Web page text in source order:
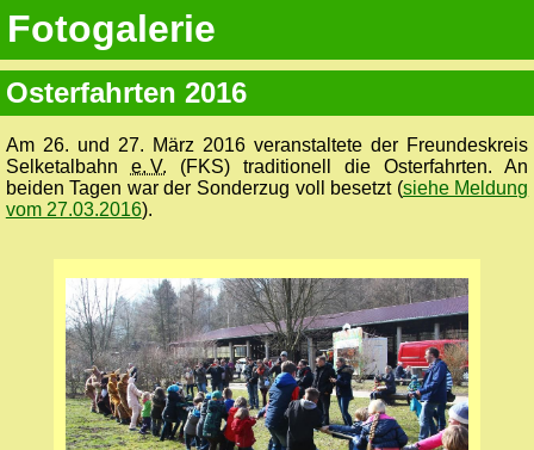
Fotogalerie
Osterfahrten 2016
Am 26. und 27. März 2016 veranstaltete der Freundeskreis
Selketalbahn e. V. (FKS) traditionell die Osterfahrten. An
beiden Tagen war der Sonderzug voll besetzt (siehe Meldung
vom 27.03.2016).